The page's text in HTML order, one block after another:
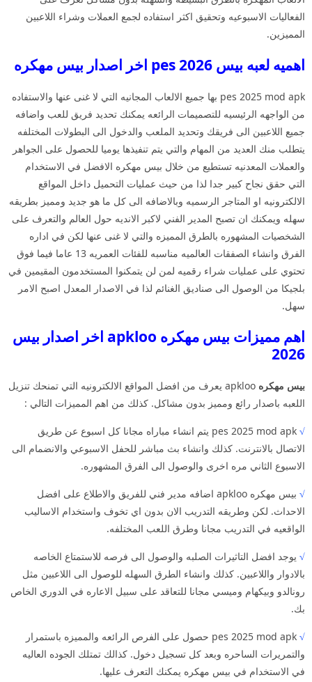
الفعاليات الاسبوعيه وتحقيق اكثر استفاده لجمع العملات وشراء اللاعبين
المميزين.
اهميه لعبه بيس pes 2026 اخر اصدار بيس مهكره
pes 2025 mod apk بها جميع الالعاب المجانيه التي لا غنى عنها والاستفاده
من الواجهه الرئيسيه للتصميمات الرائعه يمكنك تحديد فريق للعب واضافه
جميع اللاعبين الى فريقك وتحديد الملعب والدخول الى البطولات المختلفه
يتطلب منك العديد من المهام والتي يتم تنفيذها يوميا للحصول على الجواهر
والعملات المعدنيه تستطيع من خلال بيس مهكره الافضل في الاستخدام
التي حقق نجاح كبير جدا لذا من حيث عمليات التحميل داخل المواقع
الالكترونيه او المتاجر الرسميه وبالاضافه الى كل ما هو جديد ومميز بطريقه
سهله ويمكنك ان تصبح المدير الفني لاكبر الانديه حول العالم والتعرف على
الشخصيات المشهوره بالطرق المميزه والتي لا غنى عنها لكن في اداره
الفرق وانشاء الصفقات العالميه مناسبه للفئات العمريه 13 عاما فيما فوق
تحتوي على عمليات شراء رقميه لمن لن يتمكنوا المستخدمون المقيمين في
بلجيكا من الوصول الى صناديق الغنائم لذا في الاصدار المعدل اصبح الامر
سهل.
اهم مميزات بيس مهكره apkloo اخر اصدار بيس
2026
بيس مهكره
apkloo يعرف من افضل المواقع الالكترونيه التي تمنحك تنزيل
اللعبه باصدار رائع ومميز بدون مشاكل. كذلك من اهم المميزات التالي :
√
pes 2025 mod apk يتم انشاء مباراه مجانا كل اسبوع عن طريق
الاتصال بالانترنت. كذلك وانشاء بث مباشر للحفل الاسبوعي والانضمام الى
الاسبوع الثاني مره اخرى والوصول الى الفرق المشهوره.
√
بيس مهكره apkloo اضافه مدير فني للفريق والاطلاع على افضل
الاحداث. لكن وطريقه التدريب الان بدون اي تخوف واستخدام الاساليب
الواقعيه في التدريب مجانا وطرق اللعب المختلفه.
√ يوجد افضل التاثيرات الصلبه والوصول الى فرصه للاستمتاع الخاصه
بالادوار واللاعبين. كذلك وانشاء الطرق السهله للوصول الى اللاعبين مثل
رونالدو وبيكهام وميسي مجانا للتعاقد على سبيل الاعاره في الدوري الخاص
بك.
√
pes 2025 mod apk حصول على الفرص الرائعه والمميزه باستمرار
والتمريرات الساحره وبعد كل تسجيل دخول. كذالك تمتلك الجوده العاليه
في الاستخدام في بيس مهكره يمكنك التعرف عليها.